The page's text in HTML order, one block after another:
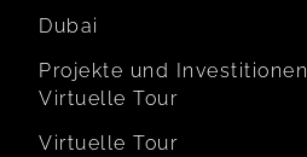
Dubai
Projekte und Investitionen
Virtuelle Tour
Virtuelle Tour